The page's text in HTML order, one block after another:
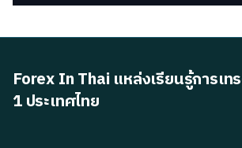
Forex In Thai แหล่งเรียนรู้การเ
1 ประเทศไทย